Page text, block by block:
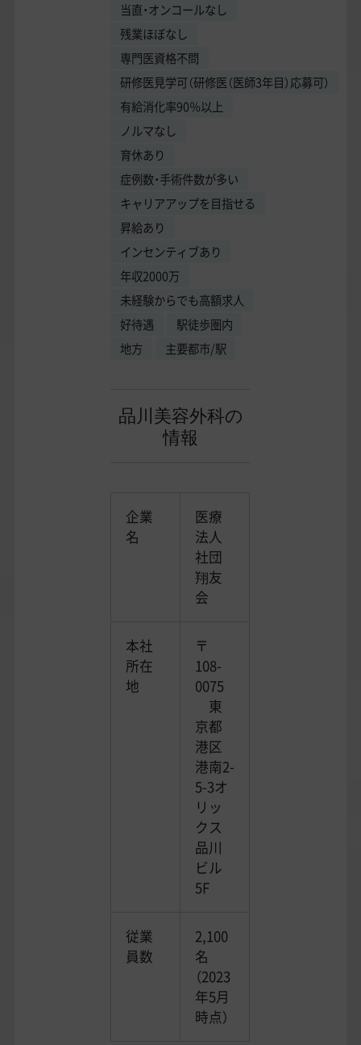
当直・オンコールなし
残業ほぼなし
専門医資格不問
研修医見学可（研修医（医師3年目）応募可）
有給消化率90％以上
ノルマなし
育休あり
症例数・手術件数が多い
キャリアアップを目指せる
昇給あり
インセンティブあり
年収2000万
未経験からでも高額求人
好待遇
駅徒歩圏内
地方
主要都市/駅
品川美容外科の
情報
企業
名
医療
法人
社団
翔友
会
本社
所在
地
〒
108-
0075
東
京都
港区
港南2-
5-3オ
リッ
クス
品川
ビル
5F
従業
員数
2,100
名
（2023
年5月
時点）